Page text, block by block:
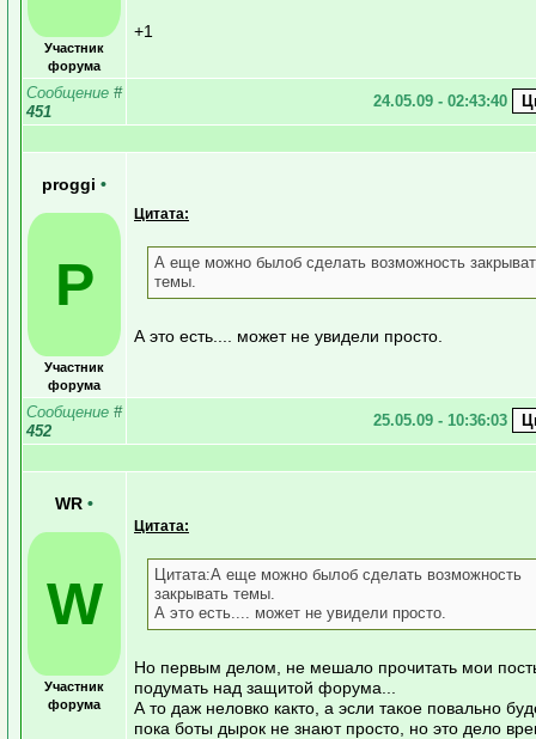
Участник
форума
+1
Сообщение #
451
24.05.09 - 02:43:40
proggi •
P
Участник
форума
Цитата:
А еще можно былоб сделать возможность
темы.
А это есть.... может не увидели просто.
Сообщение #
452
25.05.09 - 10:36:03
WR •
W
Участник
форума
Цитата:
Цитата:А еще можно былоб сделать возможность
закрывать темы.
А это есть.... может не увидели просто.
Но первым делом, не мешало прочитать мои
подумать над защитой форума...
А то даж неловко както, а эсли такое повально
пока боты дырок не знают просто, но это дело